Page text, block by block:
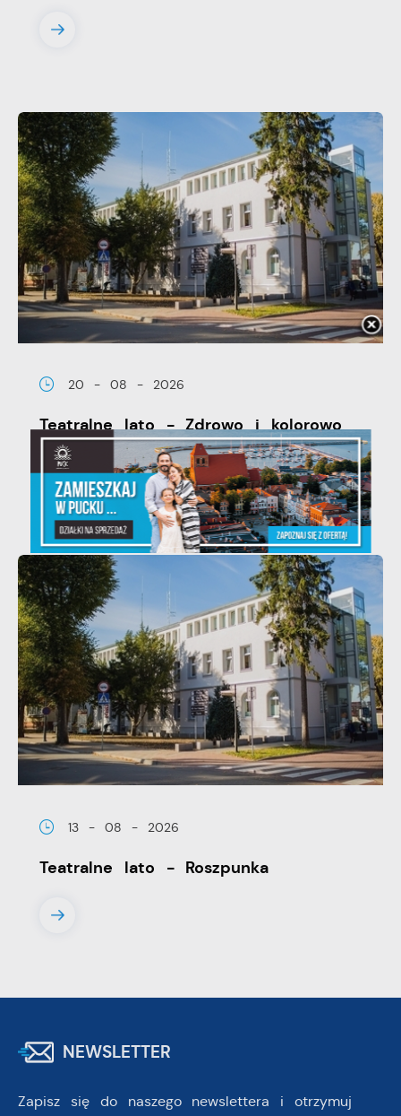
20 - 08 - 2026
Teatralne lato - Zdrowo i kolorowo
13 - 08 - 2026
Teatralne lato - Roszpunka
NEWSLETTER
Zapisz się do naszego newslettera i otrzymuj